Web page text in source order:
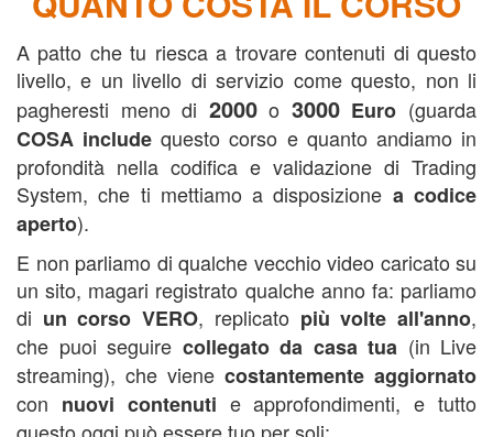
A patto che tu riesca a trovare contenuti di questo
livello, e un livello di servizio come questo, non li
pagheresti meno di 2000 o 3000Euro (guarda
COSA include questo corso e quanto andiamo in
profondità nella codifica e validazione di Trading
System, che ti mettiamo a disposizione a codice
aperto).
E non parliamo di qualche vecchio video caricato su
un sito, magari registrato qualche anno fa: parliamo
di un corso VERO, replicato più volte all'anno,
che puoi seguire collegato da casa tua (in Live
streaming), che viene costantemente aggiornato
con nuovi contenuti e approfondimenti, e tutto